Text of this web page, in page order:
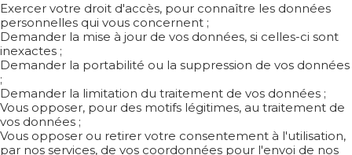
Exercer votre droit d'accès, pour connaître les données
personnelles qui vous concernent ;
Demander la mise à jour de vos données, si celles-ci sont
inexactes ;
Demander la portabilité ou la suppression de vos données
;
Demander la limitation du traitement de vos données ;
Vous opposer, pour des motifs légitimes, au traitement de
vos données ;
Vous opposer ou retirer votre consentement à l'utilisation,
par nos services, de vos coordonnées pour l'envoi de nos